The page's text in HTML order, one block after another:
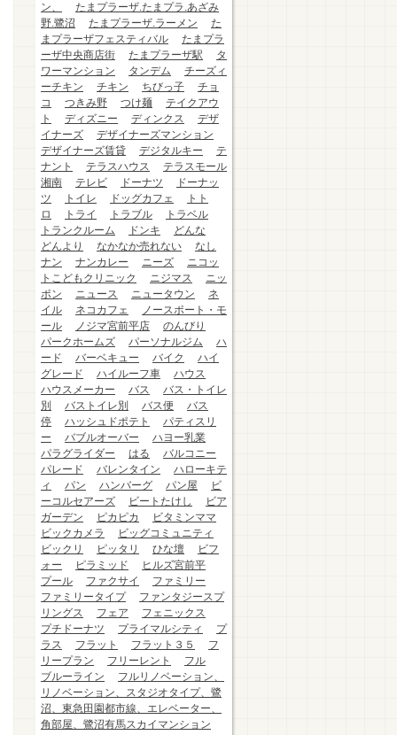
ン、
たまプラーザ.たまプラ.あざみ
野.鷺沼
たまプラーザ.ラーメン
た
まプラーザフェスティバル
たまプラ
ーザ中央商店街
たまプラーザ駅
タ
ワーマンション
タンデム
チーズィ
ーチキン
チキン ちびっ子
チョ
コ
つきみ野 つけ麺
テイクアウ
ト
ディズニー ディンクス
デザ
イナーズ
デザイナーズマンション
デザイナーズ賃貸
デジタルキー
テ
ナント
テラスハウス
テラスモール
湘南
テレビ ドーナツ
ドーナッ
ツ
トイレ ドッグカフェ
トト
ロ
トライ トラブル
トラベル
トランクルーム
ドンキ
どんな
どんより
なかなか売れない
なし
ナン
ナンカレー ニーズ
ニコッ
トこどもクリニック
ニジマス
ニッ
ポン
ニュース ニュータウン
ネ
イル
ネコカフェ
ノースポート・モ
ール
ノジマ宮前平店
のんびり
パークホームズ
パーソナルジム
ハ
ード
バーベキュー バイク
ハイ
グレード
ハイルーフ車
ハウス
ハウスメーカー
バス
バス・トイレ
別
バストイレ別 バス便
バス
停
ハッシュドポテト
パティスリ
ー
バブルオーバー
ハヨー乳業
パラグライダー
はる
バルコニー
パレード
バレンタイン
ハローキテ
ィ
パン ハンバーグ パン屋
ビ
ーコルセアーズ
ビートたけし
ビア
ガーデン
ピカピカ
ビタミンママ
ビックカメラ
ビッグコミュニティ
ビックリ
ピッタリ ひな壇
ビフ
ォー
ピラミッド
ヒルズ宮前平
プール
ファクサイ
ファミリー
ファミリータイプ
ファンタジースプ
リングス
フェア
フェニックス
プチドーナツ
プライマルシティ
プ
ラス
フラット フラット３５
フ
リープラン
フリーレント
フル
ブルーライン
フルリノベーション、
リノベーション、スタジオタイプ、鷺
沼、東急田園都市線、エレベーター、
角部屋、鷺沼有馬スカイマンション